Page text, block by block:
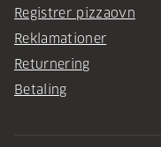
Registrer pizzaovn
Reklamationer
Returnering
Betaling